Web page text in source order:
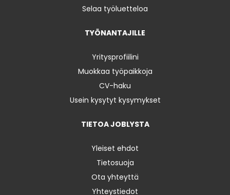
Selaa työluetteloa
TYÖNANTAJILLE
Yritysprofiilini
Muokkaa työpaikkoja
CV-haku
Usein kysytyt kysymykset
TIETOA JOBLYSTA
Yleiset ehdot
Tietosuoja
Ota yhteyttä
Yhteystiedot